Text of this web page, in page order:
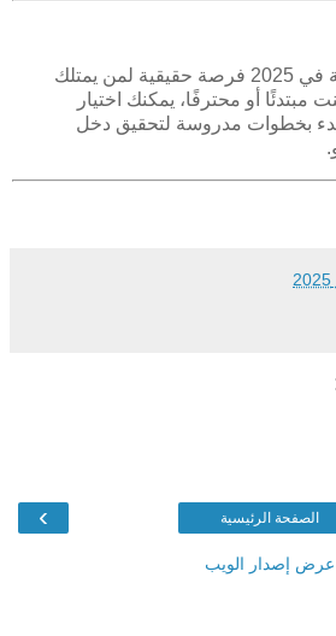
الربح من العملات الرقمية في 2025 فرصة حقيقية لمن يمتلك
مبتدئًا أو محترفًا، يمكنك اختيار
بخطوات مدروسة لتحقيق دخل
› الصفحة الرئيسية
عرض إصدار الويب